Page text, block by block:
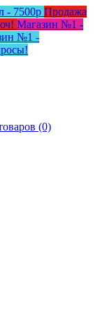
- 7500р Продажа
Магазин №1 -
№1 -
(0)